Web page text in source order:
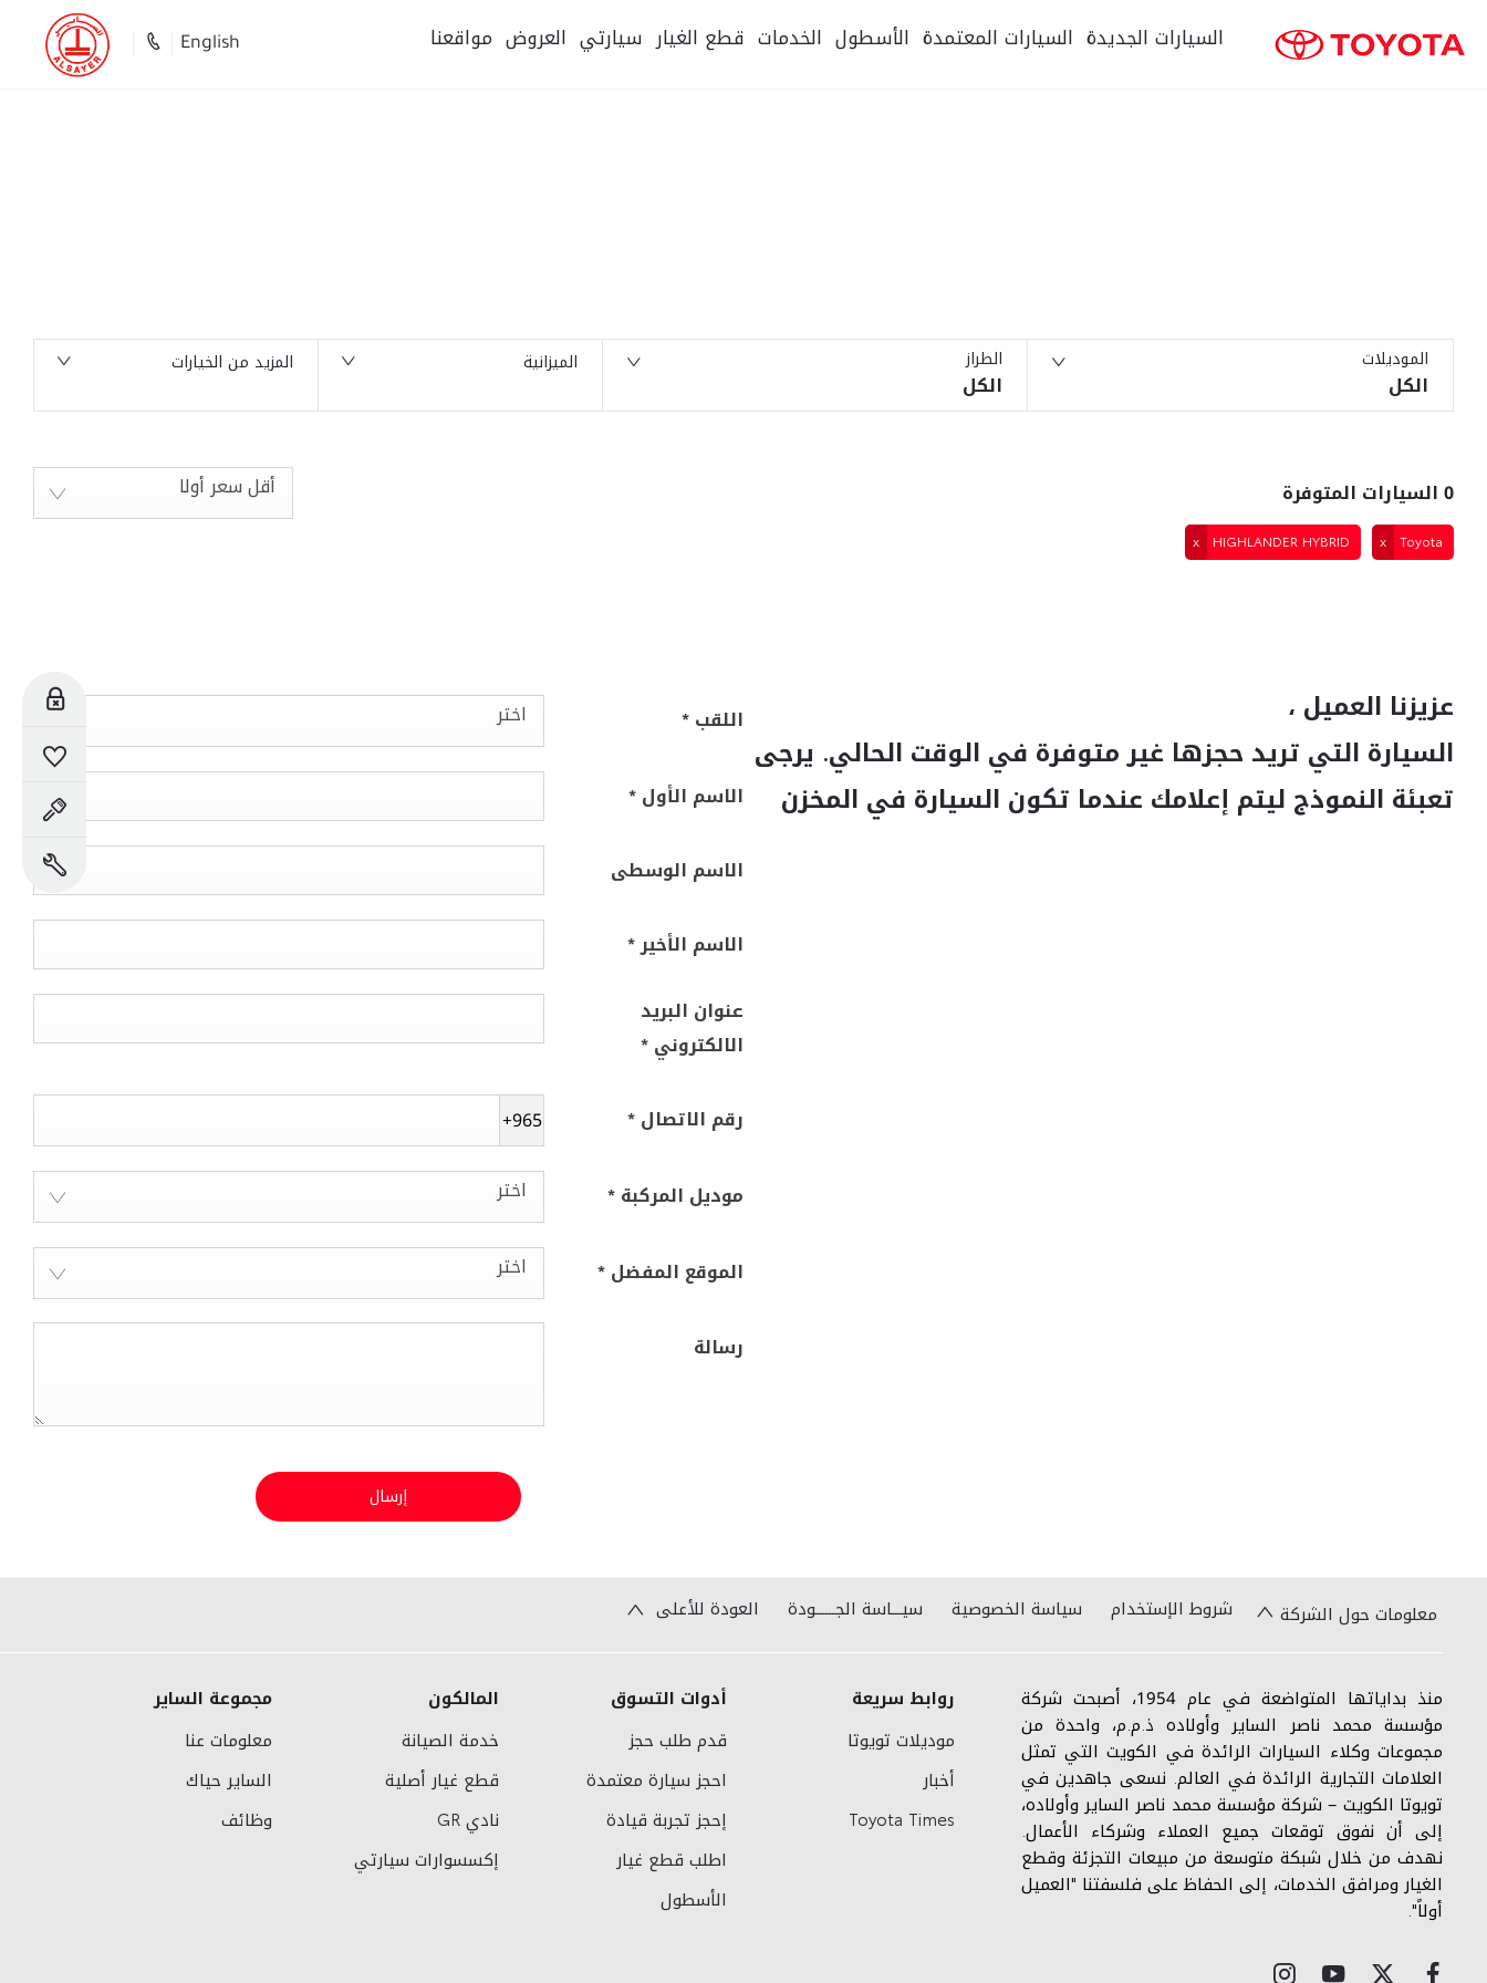
للحجز
السيارات المحفوظة
السيارات الجديدة السيارات المعتمدة الأسطول الخدمات قطع الغيار سيارتي العروض مواقعنا English
الموديلات
الكل
الطراز
الكل
الميزانية المزيد من الخيارات
0السيارات المتوفرة أقل سعر أولا
Toyota
HIGHLANDER HYBRID
عزيزنا العميل ،
السيارة التي تريد حجزها غير متوفرة في الوقت الحالي. يرجى
تعبئة النموذج ليتم إعلامك عندما تكون السيارة في المخزن
اللقب* اختر
الاسم الأول*
الاسم الوسطى
الاسم الأخير*
عنوان البريد
الالكتروني*
رقم الاتصال*
+965
موديل المركبة* اختر
الموقع المفضل* اختر
رسالة
إرسال
معلومات حول الشركة شروط الإستخدام سياسة الخصوصية سيـــاسة الجــــــودة العودة للأعلى
منذ بداياتها المتواضعة في عام 1954، أصبحت شركة
مؤسسة محمد ناصر الساير وأولاده ذ.م.م، واحدة من
مجموعات وكلاء السيارات الرائدة في الكويت التي تمثل
العلامات التجارية الرائدة في العالم. نسعى جاهدين في
تويوتا الكويت – شركة مؤسسة محمد ناصر الساير وأولاده،
إلى أن نفوق توقعات جميع العملاء وشركاء الأعمال.
نهدف من خلال شبكة متوسعة من مبيعات التجزئة وقطع
الغيار ومرافق الخدمات، إلى الحفاظ على فلسفتنا "العميل
أولاً".
روابط سريعة
موديلات تويوتا
أخبار
Toyota Times
أدوات التسوق
قدم طلب حجز
احجز سيارة معتمدة
إحجز تجربة قيادة
اطلب قطع غيار
الأسطول
المالكون
خدمة الصيانة
قطع غيار أصلية
نادي GR
إكسسوارات سيارتي
مجموعة الساير
معلومات عنا
الساير حياك
وظائف